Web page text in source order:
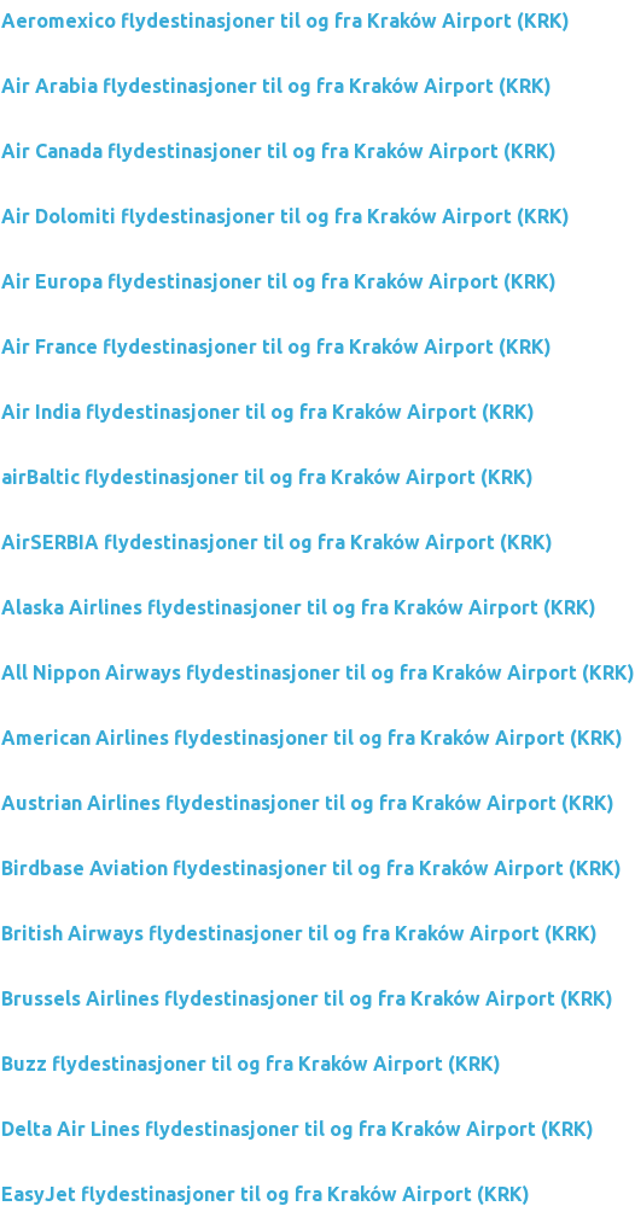
Aeromexico flydestinasjoner til og fra Kraków Airport (KRK)
Air Arabia flydestinasjoner til og fra Kraków Airport (KRK)
Air Canada flydestinasjoner til og fra Kraków Airport (KRK)
Air Dolomiti flydestinasjoner til og fra Kraków Airport (KRK)
Air Europa flydestinasjoner til og fra Kraków Airport (KRK)
Air France flydestinasjoner til og fra Kraków Airport (KRK)
Air India flydestinasjoner til og fra Kraków Airport (KRK)
airBaltic flydestinasjoner til og fra Kraków Airport (KRK)
AirSERBIA flydestinasjoner til og fra Kraków Airport (KRK)
Alaska Airlines flydestinasjoner til og fra Kraków Airport (KRK)
All Nippon Airways flydestinasjoner til og fra Kraków Airport (KRK)
American Airlines flydestinasjoner til og fra Kraków Airport (KRK)
Austrian Airlines flydestinasjoner til og fra Kraków Airport (KRK)
Birdbase Aviation flydestinasjoner til og fra Kraków Airport (KRK)
British Airways flydestinasjoner til og fra Kraków Airport (KRK)
Brussels Airlines flydestinasjoner til og fra Kraków Airport (KRK)
Buzz flydestinasjoner til og fra Kraków Airport (KRK)
Delta Air Lines flydestinasjoner til og fra Kraków Airport (KRK)
EasyJet flydestinasjoner til og fra Kraków Airport (KRK)